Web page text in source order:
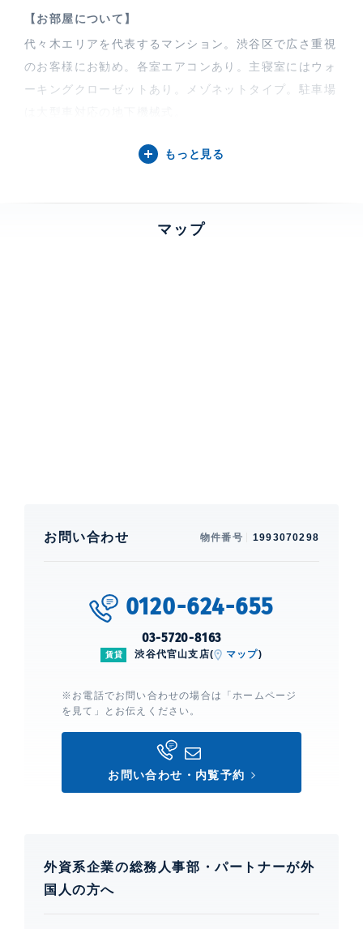
【お部屋について】
代々木エリアを代表するマンション。渋谷区で広さ重視
のお客様にお勧め。各室エアコンあり。主寝室にはウォ
ーキングクローゼットあり。メゾネットタイプ。駐車場
【参宮橋マンションについて】
つ、地下2階付・7階建ての賃貸専用マンションです。
高級感のあるエントランスロビー内カウンターにはコン
建物設備・施設
エレベーター、 宅配ボックス、 敷地
ク、 TVモニター付きインターホン、
日勤管理
建物詳細
もっと見る
マップ
お問い合わせ 物件番号 1993070298
0120-624-655
03-5720-8163
賃貸 渋谷代官山支店( マップ)
※お電話でお問い合わせの場合は「ホームページ
を見て」とお伝えください。
お問い合わせ・内覧予約
外資系企業の総務人事部・パートナーが外
国人の方へ